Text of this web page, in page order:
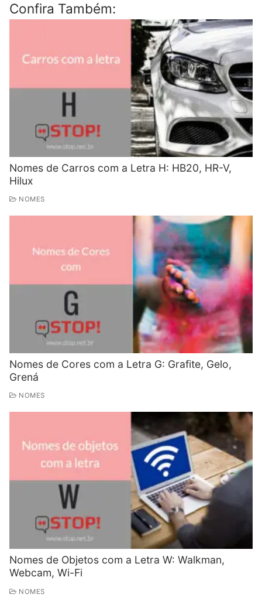
Confira Também:
Nomes de Carros com a Letra H: HB20, HR-V,
Hilux
NOMES
Nomes de Cores com a Letra G: Grafite, Gelo,
Grená
NOMES
Nomes de Objetos com a Letra W: Walkman,
Webcam, Wi-Fi
NOMES